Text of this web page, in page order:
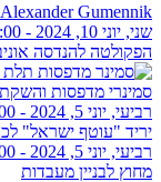
Gumennik
שני, יוני 10, 2024 - 14:00
הפקולטה להנדסה
סמינרי מדפסות והשקת FORM 4
רביעי, יוני 5, 2024 - 17:00
יריד "עוטף ישראל"
רביעי, יוני 5, 2024 -
מחוץ לבניין מעבדות